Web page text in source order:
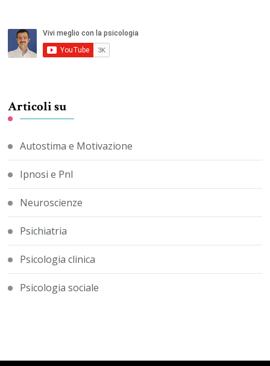
Articoli su
Autostima e Motivazione
Ipnosi e Pnl
Neuroscienze
Psichiatria
Psicologia clinica
Psicologia sociale